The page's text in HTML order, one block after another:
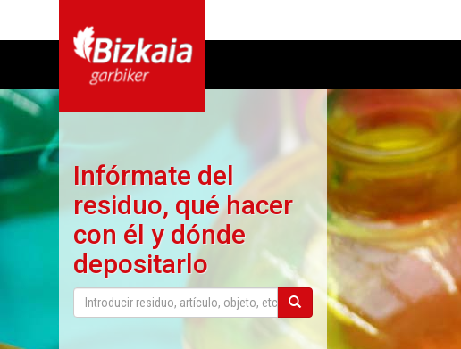
Infórmate del
residuo, qué hacer
con él y dónde
depositarlo